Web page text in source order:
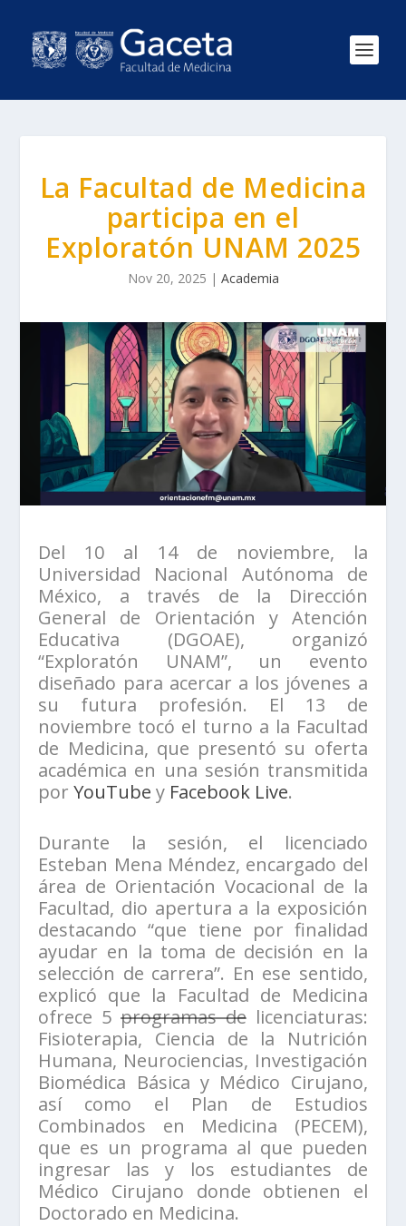
La Facultad de Medicina
participa en el
Exploratón UNAM 2025
Nov 20, 2025 | Academia
Del 10 al 14 de noviembre, la
Universidad Nacional Autónoma de
México, a través de la Dirección
General de Orientación y Atención
Educativa (DGOAE), organizó
“Exploratón UNAM”, un evento
diseñado para acercar a los jóvenes a
su futura profesión. El 13 de
noviembre tocó el turno a la Facultad
de Medicina, que presentó su oferta
académica en una sesión transmitida
porYouTube y Facebook Live.
Durante la sesión, el licenciado
Esteban Mena Méndez, encargado del
área de Orientación Vocacional de la
Facultad, dio apertura a la exposición
destacando “que tiene por finalidad
ayudar en la toma de decisión en la
selección de carrera”. En ese sentido,
explicó que la Facultad de Medicina
ofrece 5 programas delicenciaturas:
Fisioterapia, Ciencia de la Nutrición
Humana, Neurociencias, Investigación
Biomédica Básica y Médico Cirujano,
así como el Plan de Estudios
Combinados en Medicina (PECEM),
que es un programa al que pueden
ingresar las y los estudiantes de
Médico Cirujano donde obtienen el
Doctorado en Medicina.